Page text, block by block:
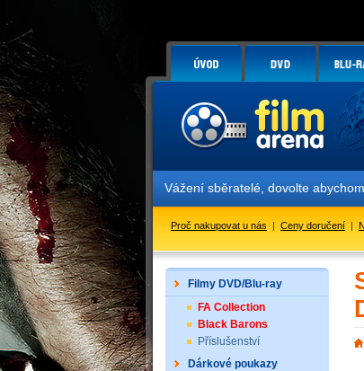
Vážení sběratelé, dovolte abychom
Proč nakupovat u nás | Ceny doručení |
Filmy DVD/Blu-ray
FA Collection
Black Barons
Příslušenství
Dárkové poukazy